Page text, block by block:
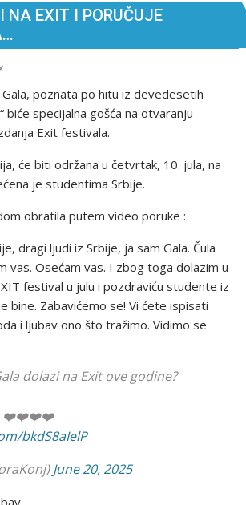
NA EXIT I PORUČUJE
poznata po hitu iz devedesetih
biće specijalna gošća na otvaranju
Exit festivala.
će biti održana u četvrtak, 10. jula, na
je studentima Srbije.
obratila putem video poruke :
dragi ljudi iz Srbije, ja sam Gala. Čula
vas. Osećam vas. I zbog toga dolazim u
festival u julu i pozdraviću studente iz
bine. Zabavićemo se! Vi ćete ispisati
i ljubav ono što tražimo. Vidimo se
dolazi na Exit ove godine?
❤️❤️❤️❤️
bkdS8aIelP
June 20, 2025